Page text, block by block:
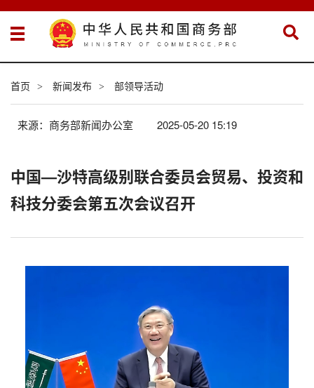
首页 > 新闻发布 > 部领导活动
来源：商务部新闻办公室 2025-05-20 15:19
中国—沙特高级别联合委员会贸易、投资和
科技分委会第五次会议召开